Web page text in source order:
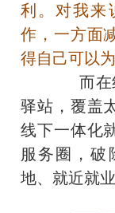
利。对我来
作，一方面
得自己可以
而
驿站，覆盖
线下一体化
服务圈，破
地、就近就业